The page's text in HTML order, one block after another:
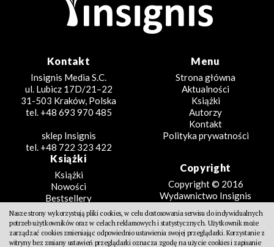
Kontakt
Insignis Media S.C.
ul. Lubicz 17D/21–22
31-503 Kraków, Polska
tel. +48 693 970 485
sklep Insignis
tel. +48 722 323 422
Menu
Strona główna
Aktualności
Książki
Autorzy
Kontakt
Polityka prywatności
Książki
Książki
Nowości
Bestsellery
Zapowiedzi
Beletrystyka
Fantastyka
Literatura faktu
Copyright
Copyright © 2016
Wydawnictwo Insignis
Projekt
Design Partners
Nasze strony wykorzystują pliki cookies, w celu dostosowania serwisu do indywidualnych
potrzeb użytkowników oraz w celach reklamowych i statystycznych. Użytkownik może
zarządzać cookies zmieniając odpowiednio ustawienia swojej przeglądarki. Korzystanie z
witryny bez zmiany ustawień przeglądarki oznacza zgodę na użycie cookies i zapisanie